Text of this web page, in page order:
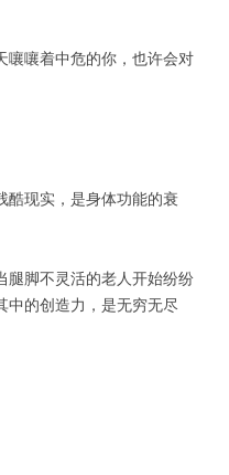
嚷嚷着中危的你，也许会对
酷现实，是身体功能的衰
腿脚不灵活的老人开始纷纷
中的创造力，是无穷无尽